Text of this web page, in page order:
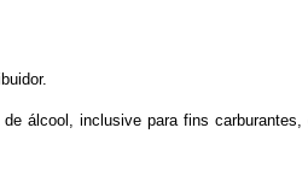
álcool, inclusive para fins carburantes,